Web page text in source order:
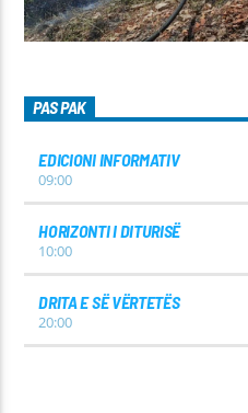
PAS PAK
EDICIONI INFORMATIV
09:00
HORIZONTI I DITURISË
10:00
DRITA E SË VËRTETËS
20:00